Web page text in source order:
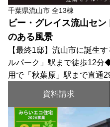
千葉県流山市 全13棟
ビー・グレイス流山セ
のある風景
【最終1邸】流山市に誕生
ルパーク」駅まで徒歩12分
用で「秋葉原」駅まで直
資料請求